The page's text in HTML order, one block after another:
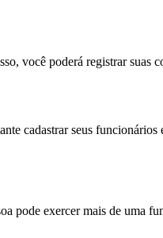
você poderá registrar suas
cadastrar seus funcionários
pode exercer mais de uma